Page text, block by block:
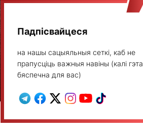
Падпісвайцеся
на нашы сацыяльныя сеткі, каб не
прапусціць важныя навіны (калі гэта
бяспечна для вас)